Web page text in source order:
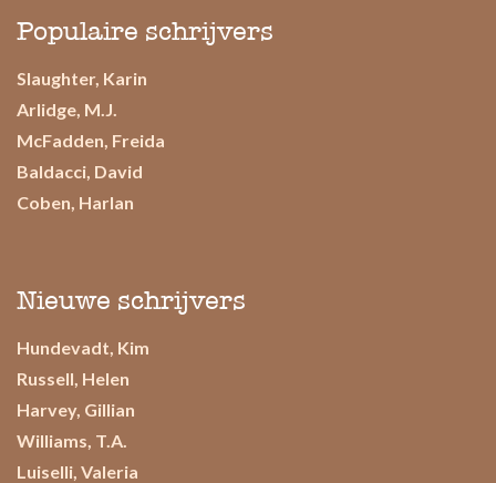
Populaire schrijvers
Slaughter, Karin
Arlidge, M.J.
McFadden, Freida
Baldacci, David
Coben, Harlan
Nieuwe schrijvers
Hundevadt, Kim
Russell, Helen
Harvey, Gillian
Williams, T.A.
Luiselli, Valeria